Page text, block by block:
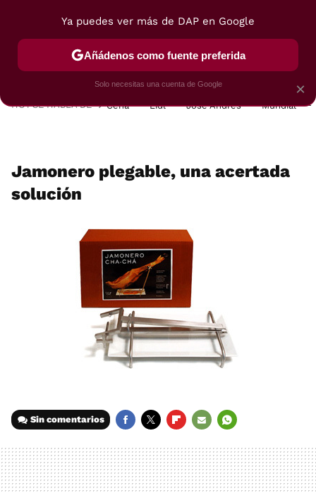
POSTRES VIAJES SELECCIÓN VEGUI
HOY SE HABLA DE Cena Lidl José Andrés Mundial
Jamonero plegable, una acertada
solución
Sin comentarios
MAIL
×
Ya puedes ver más de DAP en Google
Añádenos como fuente preferida
Solo necesitas una cuenta de Google